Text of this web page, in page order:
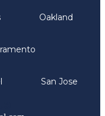
Oakland
San Jose